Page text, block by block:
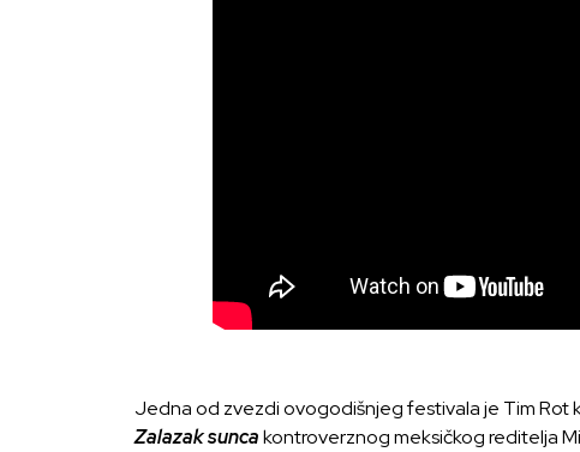
Jedna od zvezdi ovogodišnjeg festivala je Tim Rot
Zalazak suncakontroverznog meksičkog reditelja